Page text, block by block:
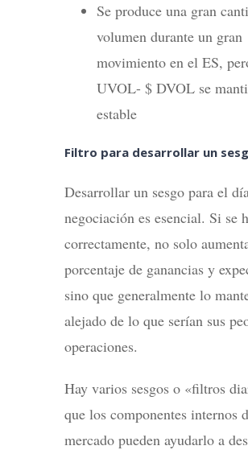
Se produce una gran
volumen durante un gran
movimiento en el ES,
UVOL- $ DVOL se
estable
Filtro para desarrollar un
Desarrollar un sesgo para el
negociación es esencial. Si se
correctamente, no solo
porcentaje de ganancias y
sino que generalmente lo
alejado de lo que serían sus
operaciones.
Hay varios sesgos o «filtros
que los componentes internos
mercado pueden ayudarlo a